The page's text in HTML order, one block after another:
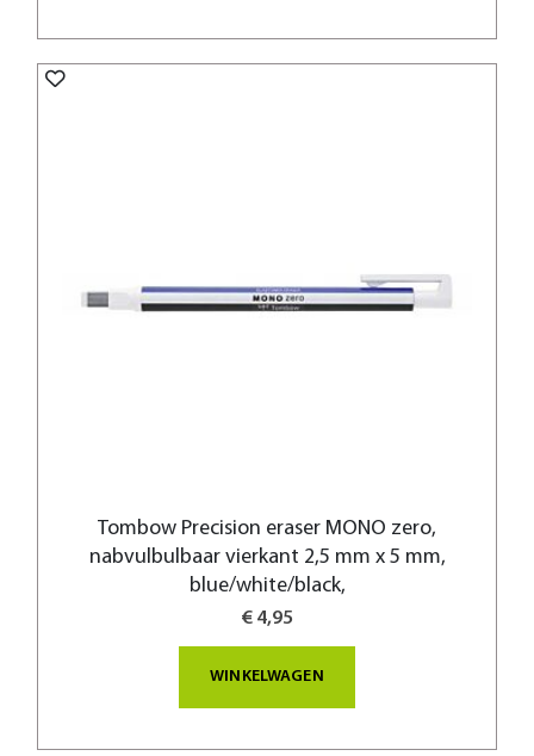
Tombow Precision eraser MONO zero,
nabvulbulbaar vierkant 2,5 mm x 5 mm,
blue/white/black,
€ 4,95
WINKELWAGEN